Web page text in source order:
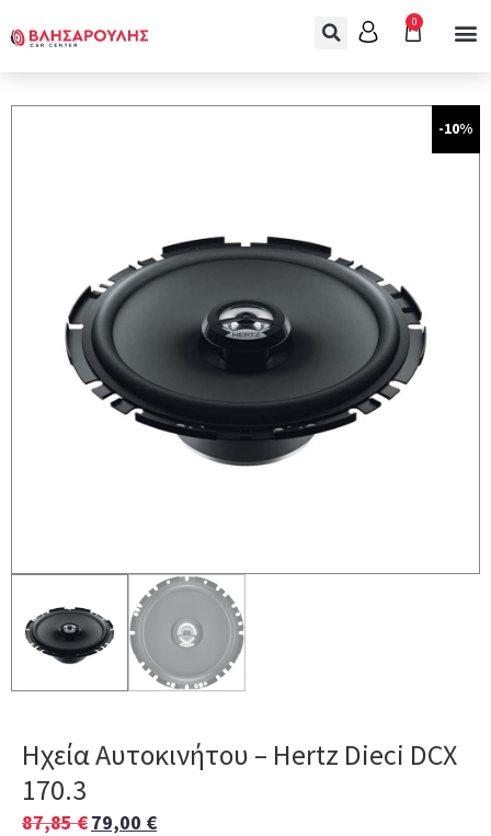
0
-10%
Ηχεία Αυτοκινήτου – Hertz Dieci DCX
170.3
87,85€79,00 €